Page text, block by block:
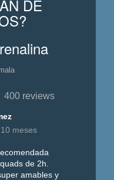
DE
400 reviews
meses
de 2h.
amables y